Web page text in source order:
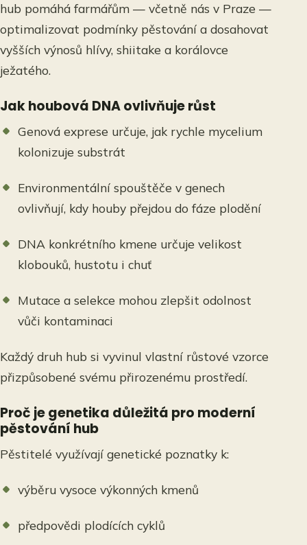
hub pomáhá farmářům — včetně nás v Praze —
optimalizovat podmínky pěstování a dosahovat
vyšších výnosů hlívy, shiitake a korálovce
ježatého.
Jak houbová DNA ovlivňuje růst
Genová exprese určuje, jak rychle mycelium
kolonizuje substrát
Environmentální spouštěče v genech
ovlivňují, kdy houby přejdou do fáze plodění
DNA konkrétního kmene určuje velikost
klobouků, hustotu i chuť
Mutace a selekce mohou zlepšit odolnost
vůči kontaminaci
Každý druh hub si vyvinul vlastní růstové vzorce
přizpůsobené svému přirozenému prostředí.
Proč je genetika důležitá pro moderní
pěstování hub
Pěstitelé využívají genetické poznatky k:
výběru vysoce výkonných kmenů
předpovědi plodících cyklů